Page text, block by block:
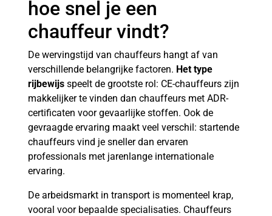
hoe snel je een
chauffeur vindt?
De wervingstijd van chauffeurs hangt af van
verschillende belangrijke factoren. Het type
rijbewijs speelt de grootste rol: CE-chauffeurs zijn
makkelijker te vinden dan chauffeurs met ADR-
certificaten voor gevaarlijke stoffen. Ook de
gevraagde ervaring maakt veel verschil: startende
chauffeurs vind je sneller dan ervaren
professionals met jarenlange internationale
ervaring.
De arbeidsmarkt in transport is momenteel krap,
vooral voor bepaalde specialisaties. Chauffeurs